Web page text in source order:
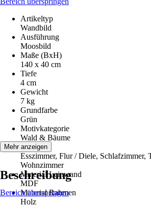
Artikeltyp
Wandbild
Ausführung
Moosbild
Maße (BxH)
140 x 40 cm
Tiefe
4 cm
Gewicht
7 kg
Grundfarbe
Grün
Motivkategorie
Wald & Bäume
Räume
Esszimmer, Flur / Diele, Schlafzimmer,
Wohnzimmer
Material Leinwand
MDF
Material Rahmen
Holz
Mehr anzeigen
Beschreibung
Bereich überspringen